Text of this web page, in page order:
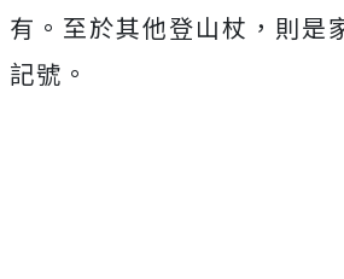
有。至於其他登山杖，則是
記號。